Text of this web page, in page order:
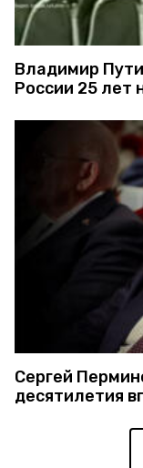
Владимир
России 25 лет
Сергей
десятилетия